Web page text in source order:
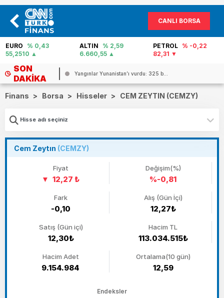
CANLI BORSA
EURO
% 0,43
55,2510
ALTIN
% 2,59
6.660,55
PETROL % -0,22
82,31
SON
DAKIKA
Yangınlar Yunanistan’ı vurdu: 325 b...
Finans > Borsa > Hisseler > CEM ZEYTIN (CEMZY)
Cem Zeytın (CEMZY)
Fiyat
12,27 ₺
Değişim(%)
%-0,81
Fark
-0,10
Alış (Gün İçi)
12,27₺
Satış (Gün içi)
12,30₺
Hacim TL
113.034.515₺
Hacim Adet
9.154.984
Ortalama(10 gün)
12,59
Endeksler